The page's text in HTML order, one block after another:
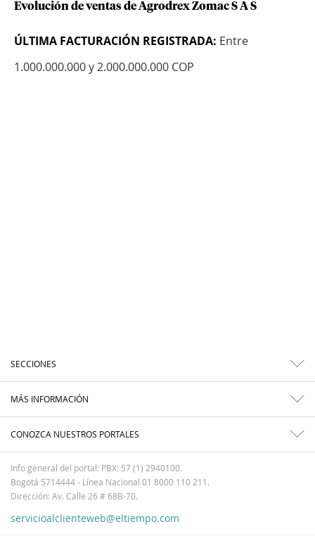
Evolución de ventas de Agrodrex Zomac S A S
ÚLTIMA FACTURACIÓN REGISTRADA: Entre
1.000.000.000 y 2.000.000.000 COP
SECCIONES
MÁS INFORMACIÓN
CONOZCA NUESTROS PORTALES
Info general del portal: PBX: 57 (1) 2940100.
Bogotá 5714444 - Línea Nacional 01 8000 110 211.
Dirección: Av. Calle 26 # 68B-70.
servicioalclienteweb@eltiempo.com